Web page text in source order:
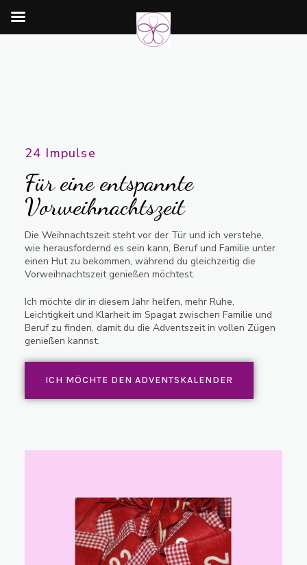
24 Impulse
Für eine entspannte
Vorweihnachtszeit
Die Weihnachtszeit steht vor der Tür und ich verstehe,
wie herausfordernd es sein kann, Beruf und Familie unter
einen Hut zu bekommen, während du gleichzeitig die
Vorweihnachtszeit genießen möchtest.
Ich möchte dir in diesem Jahr helfen, mehr Ruhe,
Leichtigkeit und Klarheit im Spagat zwischen Familie und
Beruf zu finden, damit du die Adventszeit in vollen Zügen
genießen kannst.
ICH MÖCHTE DEN ADVENTSKALENDER